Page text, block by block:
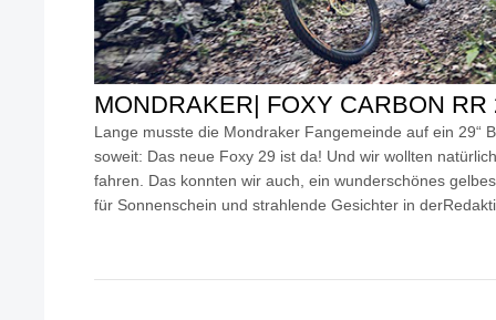
MONDRAKER| FOXY CARBON RR
Lange musste die Mondraker Fangemeinde auf ein 29“
soweit: Das neue Foxy 29 ist da! Und wir wollten
fahren. Das konnten wir auch, ein wunderschönes
für Sonnenschein und strahlende Gesichter in